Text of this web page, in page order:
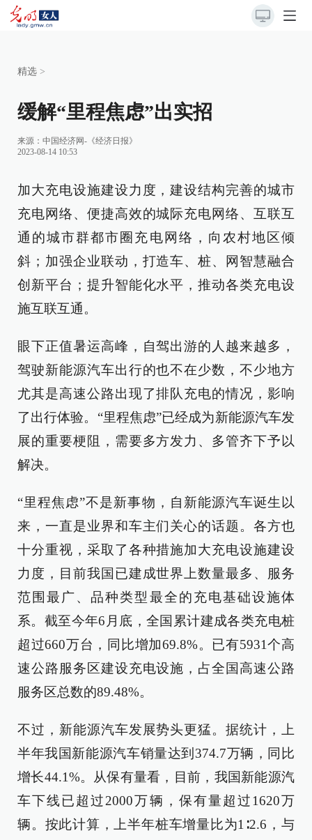
精选 >
缓解“里程焦虑”出实招
来源： 中国经济网-《经济日报》
2023-08-14 10:53
加大充电设施建设力度，建设结构完善的城市
充电网络、便捷高效的城际充电网络、互联互
通的城市群都市圈充电网络，向农村地区倾
斜；加强企业联动，打造车、桩、网智慧融合
创新平台；提升智能化水平，推动各类充电设
施互联互通。
眼下正值暑运高峰，自驾出游的人越来越多，
驾驶新能源汽车出行的也不在少数，不少地方
尤其是高速公路出现了排队充电的情况，影响
了出行体验。“里程焦虑”已经成为新能源汽车发
展的重要梗阻，需要多方发力、多管齐下予以
解决。
“里程焦虑”不是新事物，自新能源汽车诞生以
来，一直是业界和车主们关心的话题。各方也
十分重视，采取了各种措施加大充电设施建设
力度，目前我国已建成世界上数量最多、服务
范围最广、品种类型最全的充电基础设施体
系。截至今年6月底，全国累计建成各类充电桩
超过660万台，同比增加69.8%。已有5931个高
速公路服务区建设充电设施，占全国高速公路
服务区总数的89.48%。
不过，新能源汽车发展势头更猛。据统计，上
半年我国新能源汽车销量达到374.7万辆，同比
增长44.1%。从保有量看，目前，我国新能源汽
车下线已超过2000万辆，保有量超过1620万
辆。按此计算，上半年桩车增量比为1∶2.6，与